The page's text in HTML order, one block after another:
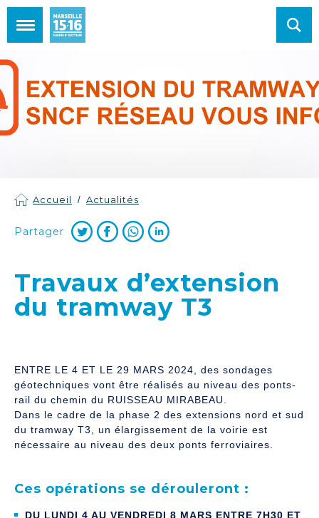
Accueil Actualités
Partager
Travaux d’extension
du tramway T3
ENTRE LE 4 ET LE 29 MARS 2024, des sondages
géotechniques vont être réalisés au niveau des ponts-
rail du chemin du RUISSEAU MIRABEAU.
Dans le cadre de la phase 2 des extensions nord et sud
du tramway T3, un élargissement de la voirie est
nécessaire au niveau des deux ponts ferroviaires.
Ces opérations se dérouleront :
DU LUNDI 4 AU VENDREDI 8 MARS ENTRE 7H30 ET